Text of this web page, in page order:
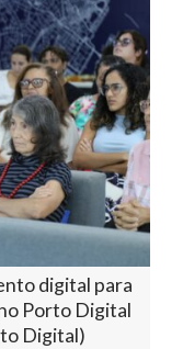
digital para
Porto Digital
Digital)